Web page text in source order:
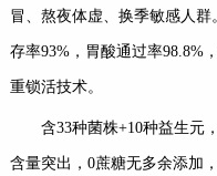
冒、熬夜体虚、换季敏感人群
存率93%，胃酸通过率98.8%
重锁活技术。
含33种菌株+10种益生元
含量突出，0蔗糖无多余添加